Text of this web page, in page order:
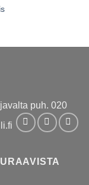
puh. 020